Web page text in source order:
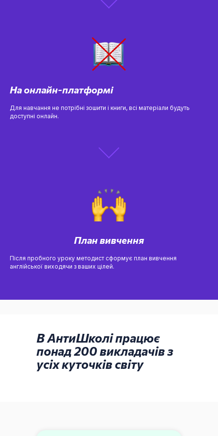
На онлайн-платформі
Для навчання не потрібні зошити і книги, всі матеріали будуть
доступні онлайн.
План вивчення
Після пробного уроку методист сформує план вивчення
англійської виходячи з ваших цілей.
В АнтиШколі працює
понад 200 викладачів з
усіх куточків світу